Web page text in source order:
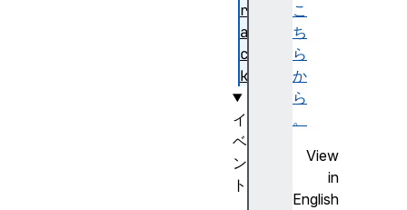
こ
ち
ら
か
ら
。
View
in
English
r
a
c
k
イ
ベ
ン
ト